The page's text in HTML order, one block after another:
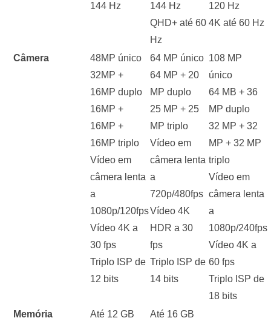
144 Hz
144 Hz
QHD+ até 60
Hz
120 Hz
4K até 60 Hz
Câmera
48MP único
32MP +
16MP duplo
16MP +
16MP +
16MP triplo
Vídeo em
câmera lenta
a
1080p/120fps
Vídeo 4K a
30 fps
Triplo ISP de
12 bits
64 MP único
64 MP + 20
MP duplo
25 MP + 25
MP triplo
Vídeo em
câmera lenta
a
720p/480fps
Vídeo 4K
HDR a 30
fps
Triplo ISP de
14 bits
108 MP
único
64 MB + 36
MP duplo
32 MP + 32
MP + 32 MP
triplo
Vídeo em
câmera lenta
a
1080p/240fps
Vídeo 4K a
60 fps
Triplo ISP de
18 bits
Memória
Até 12 GB
Até 16 GB